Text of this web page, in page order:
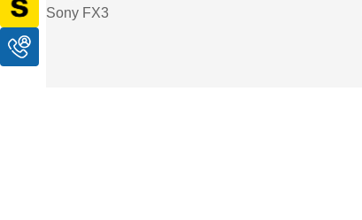
Sony FX3